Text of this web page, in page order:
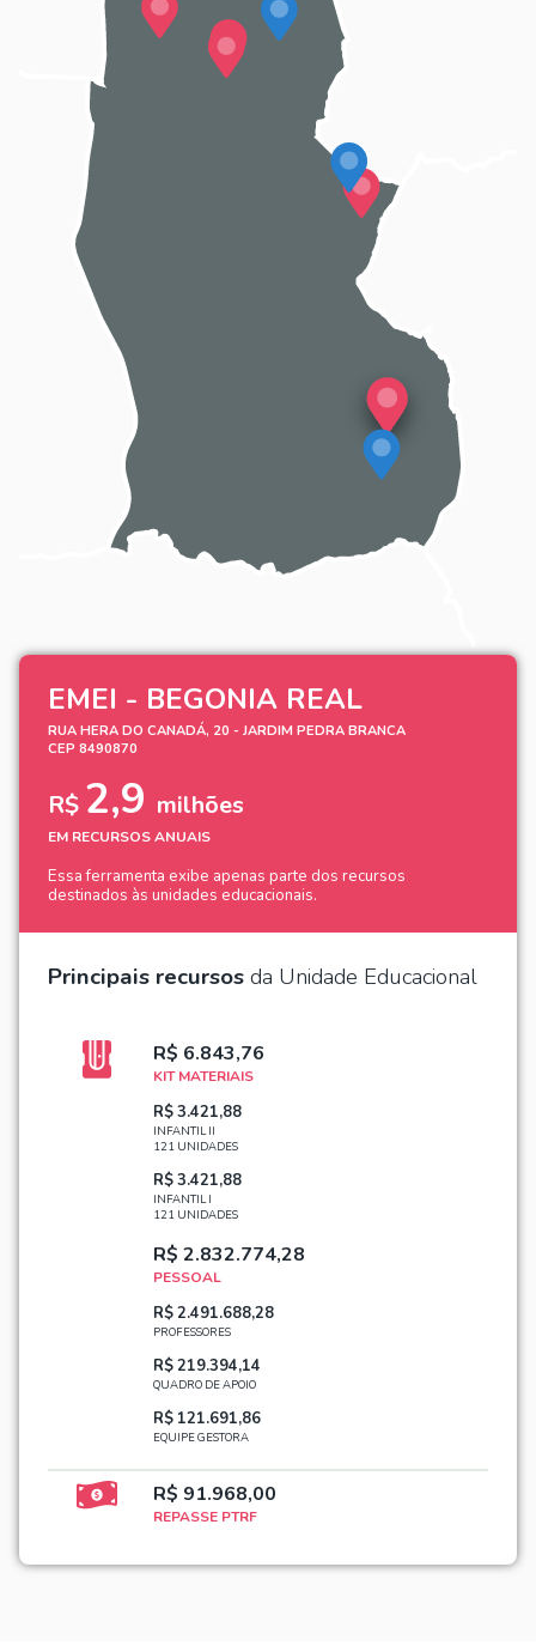
EMEI - BEGONIA REAL
RUA HERA DO CANADÁ, 20 - JARDIM PEDRA BRANCA
CEP 8490870
R$ 2,9 milhões
EM RECURSOS ANUAIS
Essa ferramenta exibe apenas parte dos recursos
destinados às unidades educacionais.
Principais recursosda Unidade Educacional
R$ 6.843,76
KIT MATERIAIS
R$ 3.421,88
INFANTIL II
121 UNIDADES
R$ 3.421,88
INFANTIL I
121 UNIDADES
R$ 2.832.774,28
PESSOAL
R$ 2.491.688,28
PROFESSORES
R$ 219.394,14
QUADRO DE APOIO
R$ 121.691,86
EQUIPE GESTORA
R$ 91.968,00
REPASSE PTRF